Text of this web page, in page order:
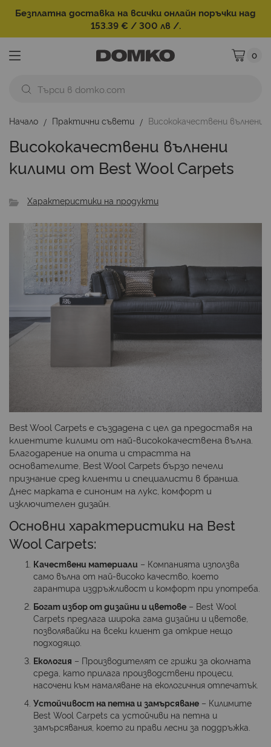
Безплатна доставка на всички онлайн поръчки над
153.39 € / 300 лв /.
Моята
0
Начало Практични съвети Висококачествени вълнени
Висококачествени вълнени
килими от Best Wool Carpets
Характеристики на продукти
Best Wool Carpets есъздадена с цел да предоставя на
клиентите килими от най-висококачествена вълна.
Благодарение на опита и страстта на
основателите, Best Wool Carpets бързо печели
признание сред клиенти и специалисти в бранша.
Днес марката е синоним на лукс, комфорт и
изключителен дизайн.
Основни характеристики на Best
Wool Carpets:
Качествени материали – Компанията използва
само вълна от най-високо качество, което
гарантира издръжливост и комфорт при употреба.
Богат избор от дизайни и цветове – Best Wool
Carpets предлага широка гама дизайни и цветове,
позволявайки на всеки клиент да открие нещо
подходящо.
Екология – Производителят се грижи за околната
среда, като прилага производствени процеси,
насочени към намаляване на екологичния отпечатък.
Устойчивост на петна и замърсяване – Килимите
Best Wool Carpets са устойчиви на петна и
замърсявания, което ги прави лесни за поддръжка.